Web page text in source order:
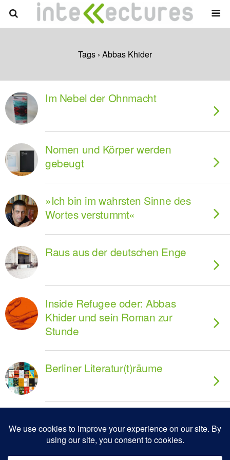
Tags › Abbas Khider
Im Nebel der Ohnmacht
Nomen und Körper werden
gebeugt
»Ich bin im wahrsten Sinne des
Wortes verstummt«
Raus aus der deutschen Enge
Inside Refugee oder: Abbas
Khider und sein Roman zur
Stunde
Berliner Literatur(t)räume
Zum Seitenanfang